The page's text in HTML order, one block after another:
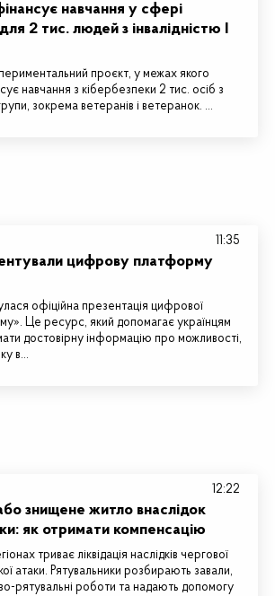
навчання у сфері
2 тис. людей з інвалідністю I
проєкт, у межах якого
навчання з кібербезпеки 2 тис. осіб з
зокрема ветеранів і ветеранок. …
цифрову платформу
офіційна презентація цифрової
Це ресурс, який допомагає українцям
достовірну інформацію про можливості,
в…
11:35
знищене житло внаслідок
як отримати компенсацію
триває ліквідація наслідків чергової
атаки. Рятувальники розбирають завали,
рятувальні роботи та надають допомогу
12:22